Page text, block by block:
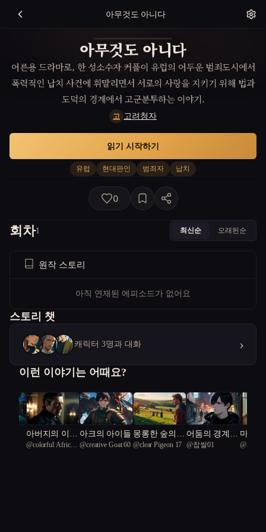
아무것도 아니다
아무것도 아니다
어른용 드라마로, 한 성소수자 커플이 유럽의 어두운 범죄도시에서
폭력적인 납치 사건에 휘말리면서 서로의 사랑을 지키기 위해 법과
도덕의 경계에서 고군분투하는 이야기.
고 고려청자
유럽 현대판인 범죄자 납치
읽기 시작하기
0
회차1 최신순 오래된순
원작 스토리
아직 연재된 에피소드가 없어요
스토리 챗
캐릭터 3명과 대화 ›
이런 이야기는 어때요?
아버지의 이름
으로
@colorful African
아크의 아이들
@creative Goat 60
몽롱한 숲의
그림자
@clear Pigeon 17
어둠의 경계에
서
@찹쌀01
마지
@제나